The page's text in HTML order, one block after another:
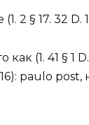
2 § 17. 32 D.
(1. 41 § 1 D.
16): paulo